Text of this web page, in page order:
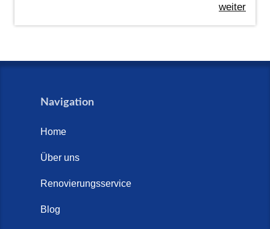
weiter
Navigation
Home
Über uns
Renovierungsservice
Blog